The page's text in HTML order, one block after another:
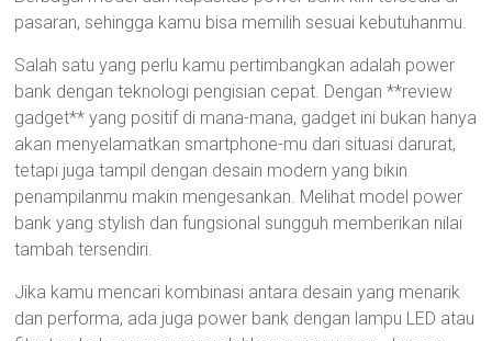
pasaran, sehingga kamu bisa memilih sesuai kebutuhanmu.
Salah satu yang perlu kamu pertimbangkan adalah power
bank dengan teknologi pengisian cepat. Dengan **review
gadget** yang positif di mana-mana, gadget ini bukan hanya
akan menyelamatkan smartphone-mu dari situasi darurat,
tetapi juga tampil dengan desain modern yang bikin
penampilanmu makin mengesankan. Melihat model power
bank yang stylish dan fungsional sungguh memberikan nilai
tambah tersendiri.
Jika kamu mencari kombinasi antara desain yang menarik
dan performa, ada juga power bank dengan lampu LED atau